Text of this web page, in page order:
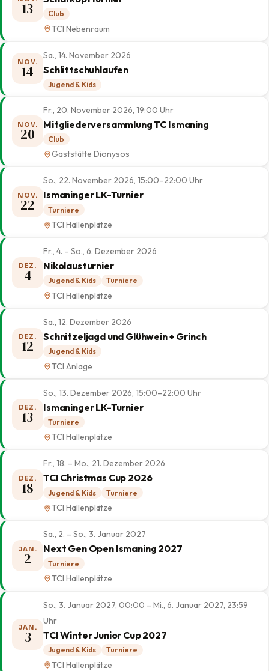
13 Club
TCI Nebenraum
NOV.
14
Sa., 14. November 2026
Schlittschuhlaufen
Jugend & Kids
NOV.
20
Fr., 20. November 2026, 19:00 Uhr
Mitgliederversammlung TC Ismaning
Club
Gaststätte Dionysos
NOV.
22
So., 22. November 2026, 15:00–22:00 Uhr
Ismaninger LK-Turnier
Turniere
TCI Hallenplätze
DEZ.
4
Fr., 4. – So., 6. Dezember 2026
Nikolausturnier
Jugend & Kids Turniere
TCI Hallenplätze
DEZ.
12
Sa., 12. Dezember 2026
Schnitzeljagd und Glühwein + Grinch
Jugend & Kids
TCI Anlage
DEZ.
13
So., 13. Dezember 2026, 15:00–22:00 Uhr
Ismaninger LK-Turnier
Turniere
TCI Hallenplätze
DEZ.
18
Fr., 18. – Mo., 21. Dezember 2026
TCI Christmas Cup 2026
Jugend & Kids Turniere
TCI Hallenplätze
JAN.
2
Sa., 2. – So., 3. Januar 2027
Next Gen Open Ismaning 2027
Turniere
TCI Hallenplätze
JAN.
3
So., 3. Januar 2027, 00:00 – Mi., 6. Januar 2027, 23:59
Uhr
TCI Winter Junior Cup 2027
Jugend & Kids Turniere
TCI Hallenplätze